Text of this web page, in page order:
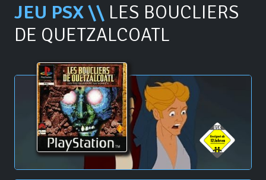
JEU PSX \\ LES BOUCLIERS
DE QUETZALCOATL